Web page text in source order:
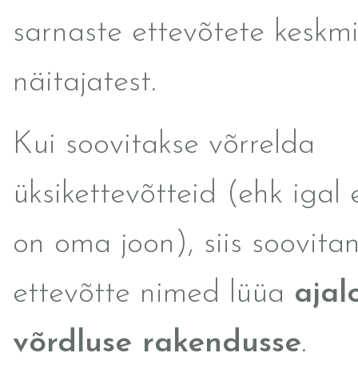
sarnaste ettevõtete
näitajatest.
Kui soovitakse võrrelda
üksikettevõtteid (ehk igal
on oma joon), siis
ettevõtte nimed lüüa
võrdluse rakendusse.